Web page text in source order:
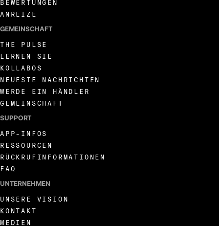
BEWERTUNGEN
ANREIZE
GEMEINSCHAFT
THE PULSE
LERNEN SIE
KOLLABOS
NEUESTE NACHRICHTEN
WERDE EIN HÄNDLER
GEMEINSCHAFT
SUPPORT
APP-INFOS
RESSOURCEN
RÜCKRUFINFORMATIONEN
FAQ
UNTERNEHMEN
UNSERE VISION
KONTAKT
MEDIEN